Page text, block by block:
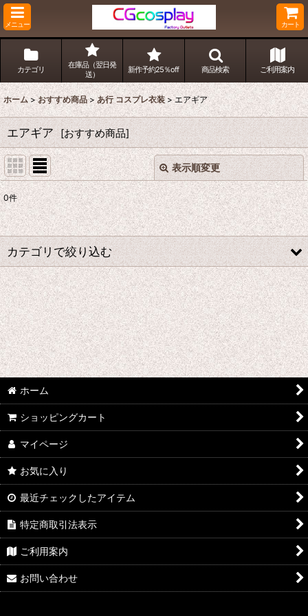
メニュー カート
カテゴリ
在庫品（翌日発
送）
新作予約25％off 商品検索 ご利用案内
ホーム > おすすめ商品 > あ行 コスプレ衣装 > エアギア
エアギア [おすすめ商品]
表示順変更
表示数:
並び順:
絞り込む
閉じる
0件
カテゴリで絞り込む
あ行 コスプレ衣装 (全商品)
ウマ娘プリティーダービー
あんさんぶるスターズ
IdentityV
アズールレーン
王様ランキング
イケメン戦国 時をかける恋
イケメン革命 アリスと恋の魔法
イケメンヴァンパイア
A3!(エースリー)
俺を好きなのはお前だけかよ
ホーム
ショッピングカート
マイページ
お気に入り
最近チェックしたアイテム
特定商取引法表示
ご利用案内
お問い合わせ